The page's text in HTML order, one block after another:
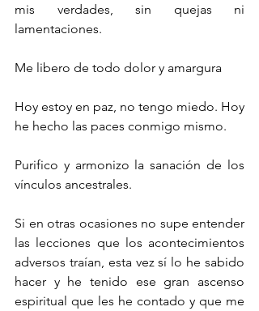
mis verdades, sin quejas ni
lamentaciones.
Me libero de todo dolor y amargura
Hoy estoy en paz, no tengo miedo. Hoy
he hecho las paces conmigo mismo.
Purifico y armonizo la sanación de los
vínculos ancestrales.
Si en otras ocasiones no supe entender
las lecciones que los acontecimientos
adversos traían, esta vez sí lo he sabido
hacer y he tenido ese gran ascenso
espiritual que les he contado y que me